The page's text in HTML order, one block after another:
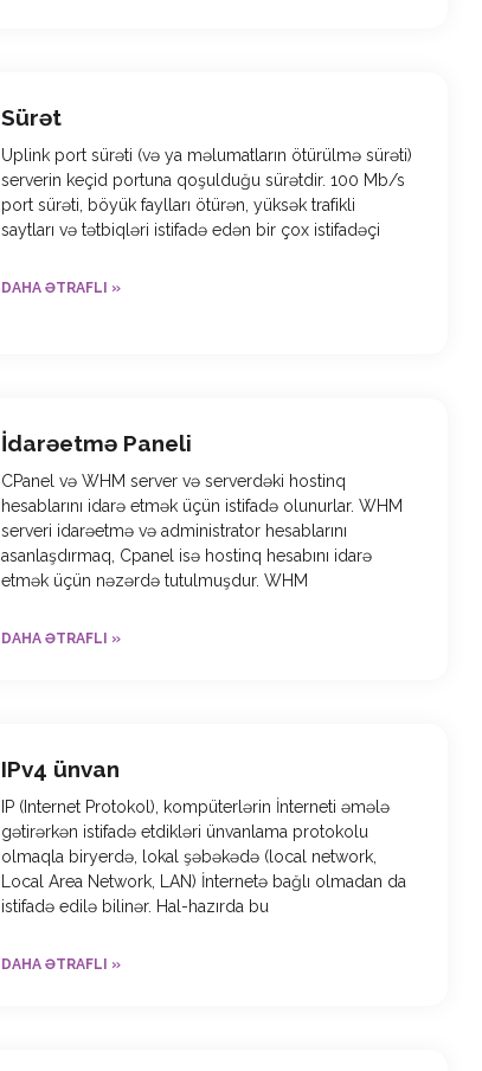
Sürət
Uplink port sürəti (və ya məlumatların ötürülmə sürəti)
serverin keçid portuna qoşulduğu sürətdir. 100 Mb/s
port sürəti, böyük faylları ötürən, yüksək trafikli
saytları və tətbiqləri istifadə edən bir çox istifadəçi
DAHA ƏTRAFLI »
İdarəetmə Paneli
CPanel və WHM server və serverdəki hostinq
hesablarını idarə etmək üçün istifadə olunurlar. WHM
serveri idarəetmə və administrator hesablarını
asanlaşdırmaq, Cpanel isə hostinq hesabını idarə
etmək üçün nəzərdə tutulmuşdur. WHM
DAHA ƏTRAFLI »
IPv4 ünvan
IP (Internet Protokol), kompüterlərin İnterneti əmələ
gətirərkən istifadə etdikləri ünvanlama protokolu
olmaqla biryerdə, lokal şəbəkədə (local network,
Local Area Network, LAN) İnternetə bağlı olmadan da
istifadə edilə bilinər. Hal-hazırda bu
DAHA ƏTRAFLI »